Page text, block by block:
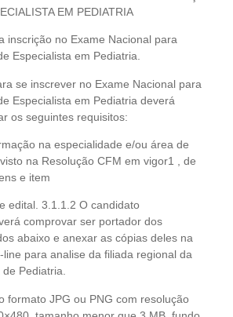
EM PEDIATRIA
inscrição no Exame Nacional para
Especialista em Pediatria.
se inscrever no Exame Nacional para
Especialista em Pediatria deverá
os seguintes requisitos:
na especialidade e/ou área de
na Resolução CFM em vigor1 , de
e item
edital. 3.1.1.2 O candidato
comprovar ser portador dos
abaixo e anexar as cópias deles na
para analise da filiada regional da
Pediatria.
formato JPG ou PNG com resolução